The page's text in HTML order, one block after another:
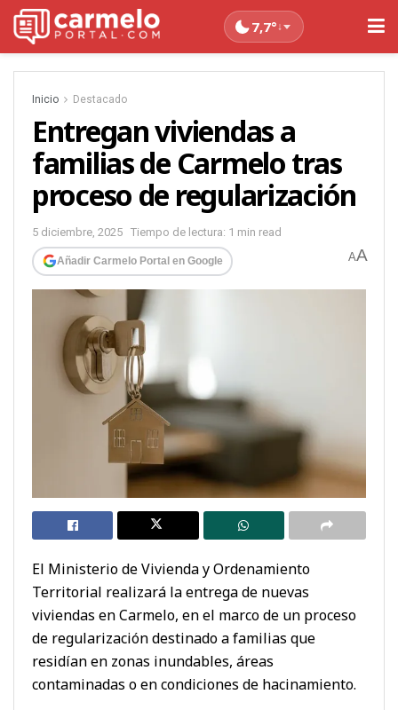
7,7°↓
Inicio Destacado
Entregan viviendas a
familias de Carmelo tras
proceso de regularización
5 diciembre, 2025 Tiempo de lectura: 1 min read
Añadir Carmelo Portal en Google AA
El Ministerio de Vivienda y Ordenamiento
Territorial realizará la entrega de nuevas
viviendas en Carmelo, en el marco de un proceso
de regularización destinado a familias que
residían en zonas inundables, áreas
contaminadas o en condiciones de hacinamiento.